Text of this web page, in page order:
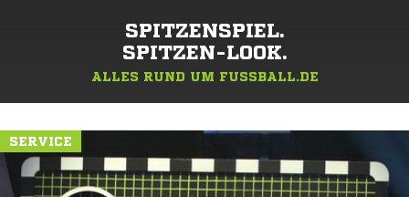
SPITZENSPIEL.
SPITZEN-LOOK.
ALLES RUND UM FUSSBALL.DE
SERVICE